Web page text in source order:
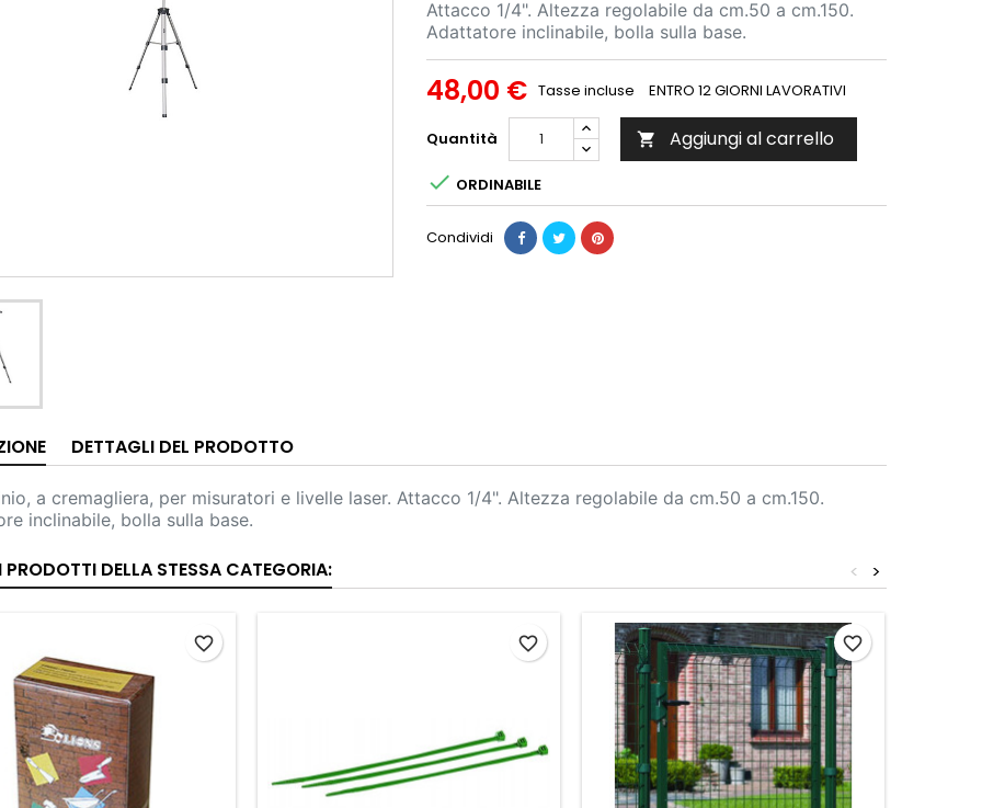
Attacco 1/4". Altezza regolabile da cm.50 a cm.150.
Adattatore inclinabile, bolla sulla base.
48,00 € Tasse incluse ENTRO 12 GIORNI LAVORATIVI
Quantità  Aggiungi al carrello
 ORDINABILE
Condividi
DETTAGLI DEL PRODOTTO
a cremagliera, per misuratori e livelle laser. Attacco 1/4". Altezza regolabile da cm.50 a cm.150.
inclinabile, bolla sulla base.
PRODOTTI DELLA STESSA CATEGORIA: >
<
favorite_border favorite_border favorite_border